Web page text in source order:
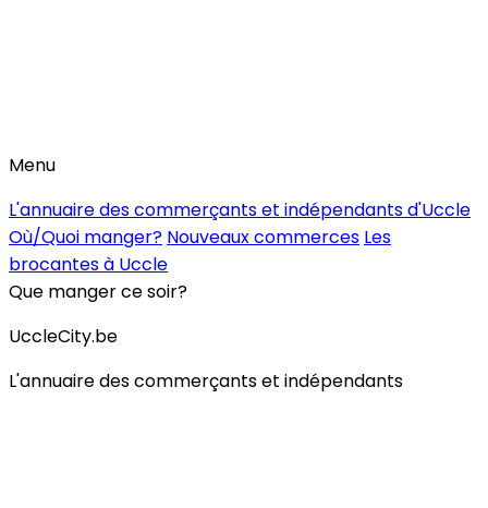
Menu
L'annuaire des commerçants et indépendants d'Uccle
Où/Quoi manger? Nouveaux commerces Les
brocantes à Uccle
Que manger ce soir?
UccleCity.be
L'annuaire des commerçants et indépendants